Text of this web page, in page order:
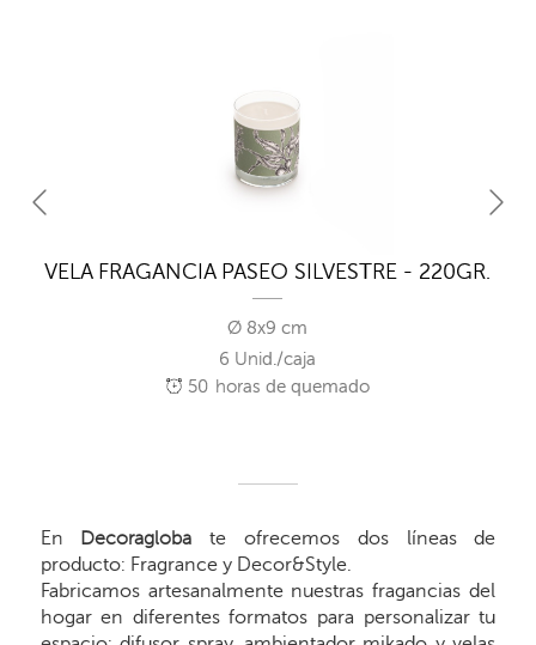
VELA FRAGANCIA PASEO SILVESTRE - 220GR.
Ø 8x9 cm
6 Unid./caja
50 horas de quemado
En Decoragloba te ofrecemos dos líneas de
producto: Fragrance y Decor&Style.
Fabricamos artesanalmente nuestras fragancias del
hogar en diferentes formatos para personalizar tu